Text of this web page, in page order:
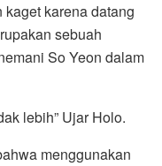
karena datang
sebuah
So Yeon dalam
lebih” Ujar Holo.
menggunakan